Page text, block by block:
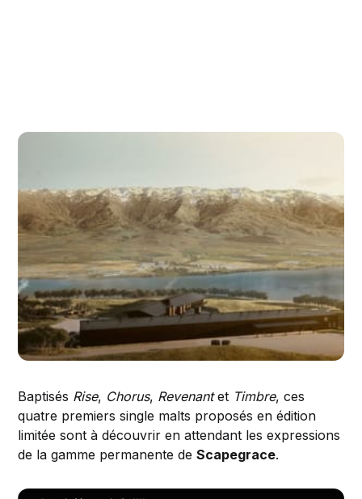
Baptisés Rise, Chorus, Revenantet Timbre, ces
quatre premiers single malts proposés en édition
limitée sont à découvrir en attendant les expressions
de la gamme permanente deScapegrace.